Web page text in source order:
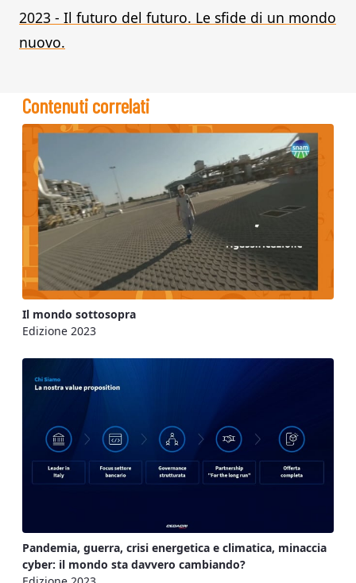
2023 - Il futuro del futuro. Le sfide di un mondo
nuovo.
Contenuti correlati
Il mondo sottosopra
Edizione 2023
Pandemia, guerra, crisi energetica e climatica, minaccia
cyber: il mondo sta davvero cambiando?